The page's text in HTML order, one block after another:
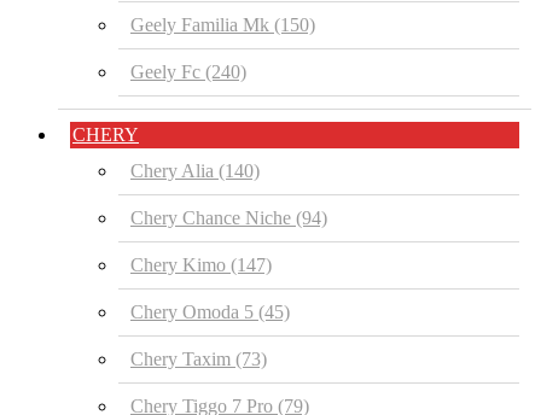
Geely Familia Mk (150)
Geely Fc (240)
CHERY
Chery Alia (140)
Chery Chance Niche (94)
Chery Kimo (147)
Chery Omoda 5 (45)
Chery Taxim (73)
Chery Tiggo 7 Pro (79)